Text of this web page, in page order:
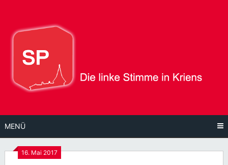
Inhalt
MENÜ
16. Mai 2017